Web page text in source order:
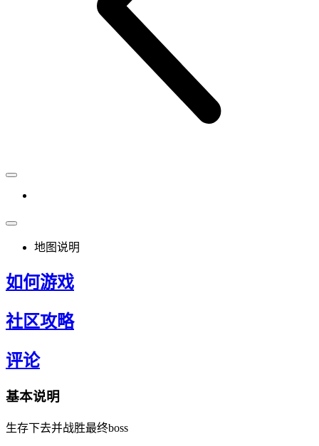
地图说明
如何游戏
社区攻略
评论
基本说明
生存下去并战胜最终boss